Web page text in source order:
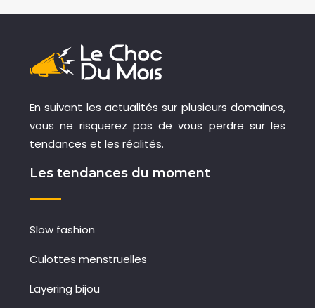
En suivant les actualités sur plusieurs domaines,
vous ne risquerez pas de vous perdre sur les
tendances et les réalités.
Les tendances du moment
Slow fashion
Culottes menstruelles
Layering bijou